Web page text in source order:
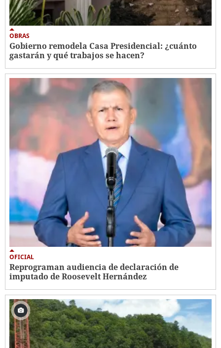
OBRAS
Gobierno remodela Casa Presidencial: ¿cuánto
gastarán y qué trabajos se hacen?
OFICIAL
Reprograman audiencia de declaración de
imputado de Roosevelt Hernández